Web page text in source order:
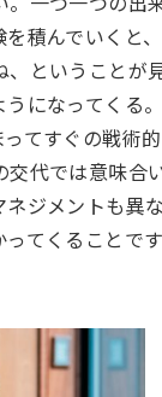
積んでいくと
、ということが
になってくる
てすぐの戦術
交代では意味合
ジメントも異
てくることで